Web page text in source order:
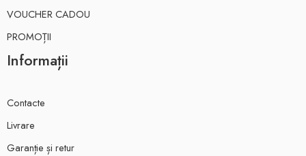
VOUCHER CADOU
PROMOȚII
Informații
Contacte
Livrare
Garanție și retur